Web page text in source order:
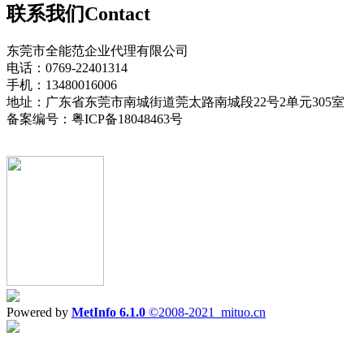
联系我们Contact
东莞市全能范企业代理有限公司
电话：0769-22401314
手机：13480016006
地址：广东省东莞市南城街道莞太路南城段22号2单元305室
备案编号：粤ICP备18048463号
Powered by MetInfo 6.1.0 ©2008-2021 mituo.cn